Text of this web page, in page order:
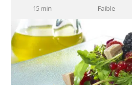
15 min Faible